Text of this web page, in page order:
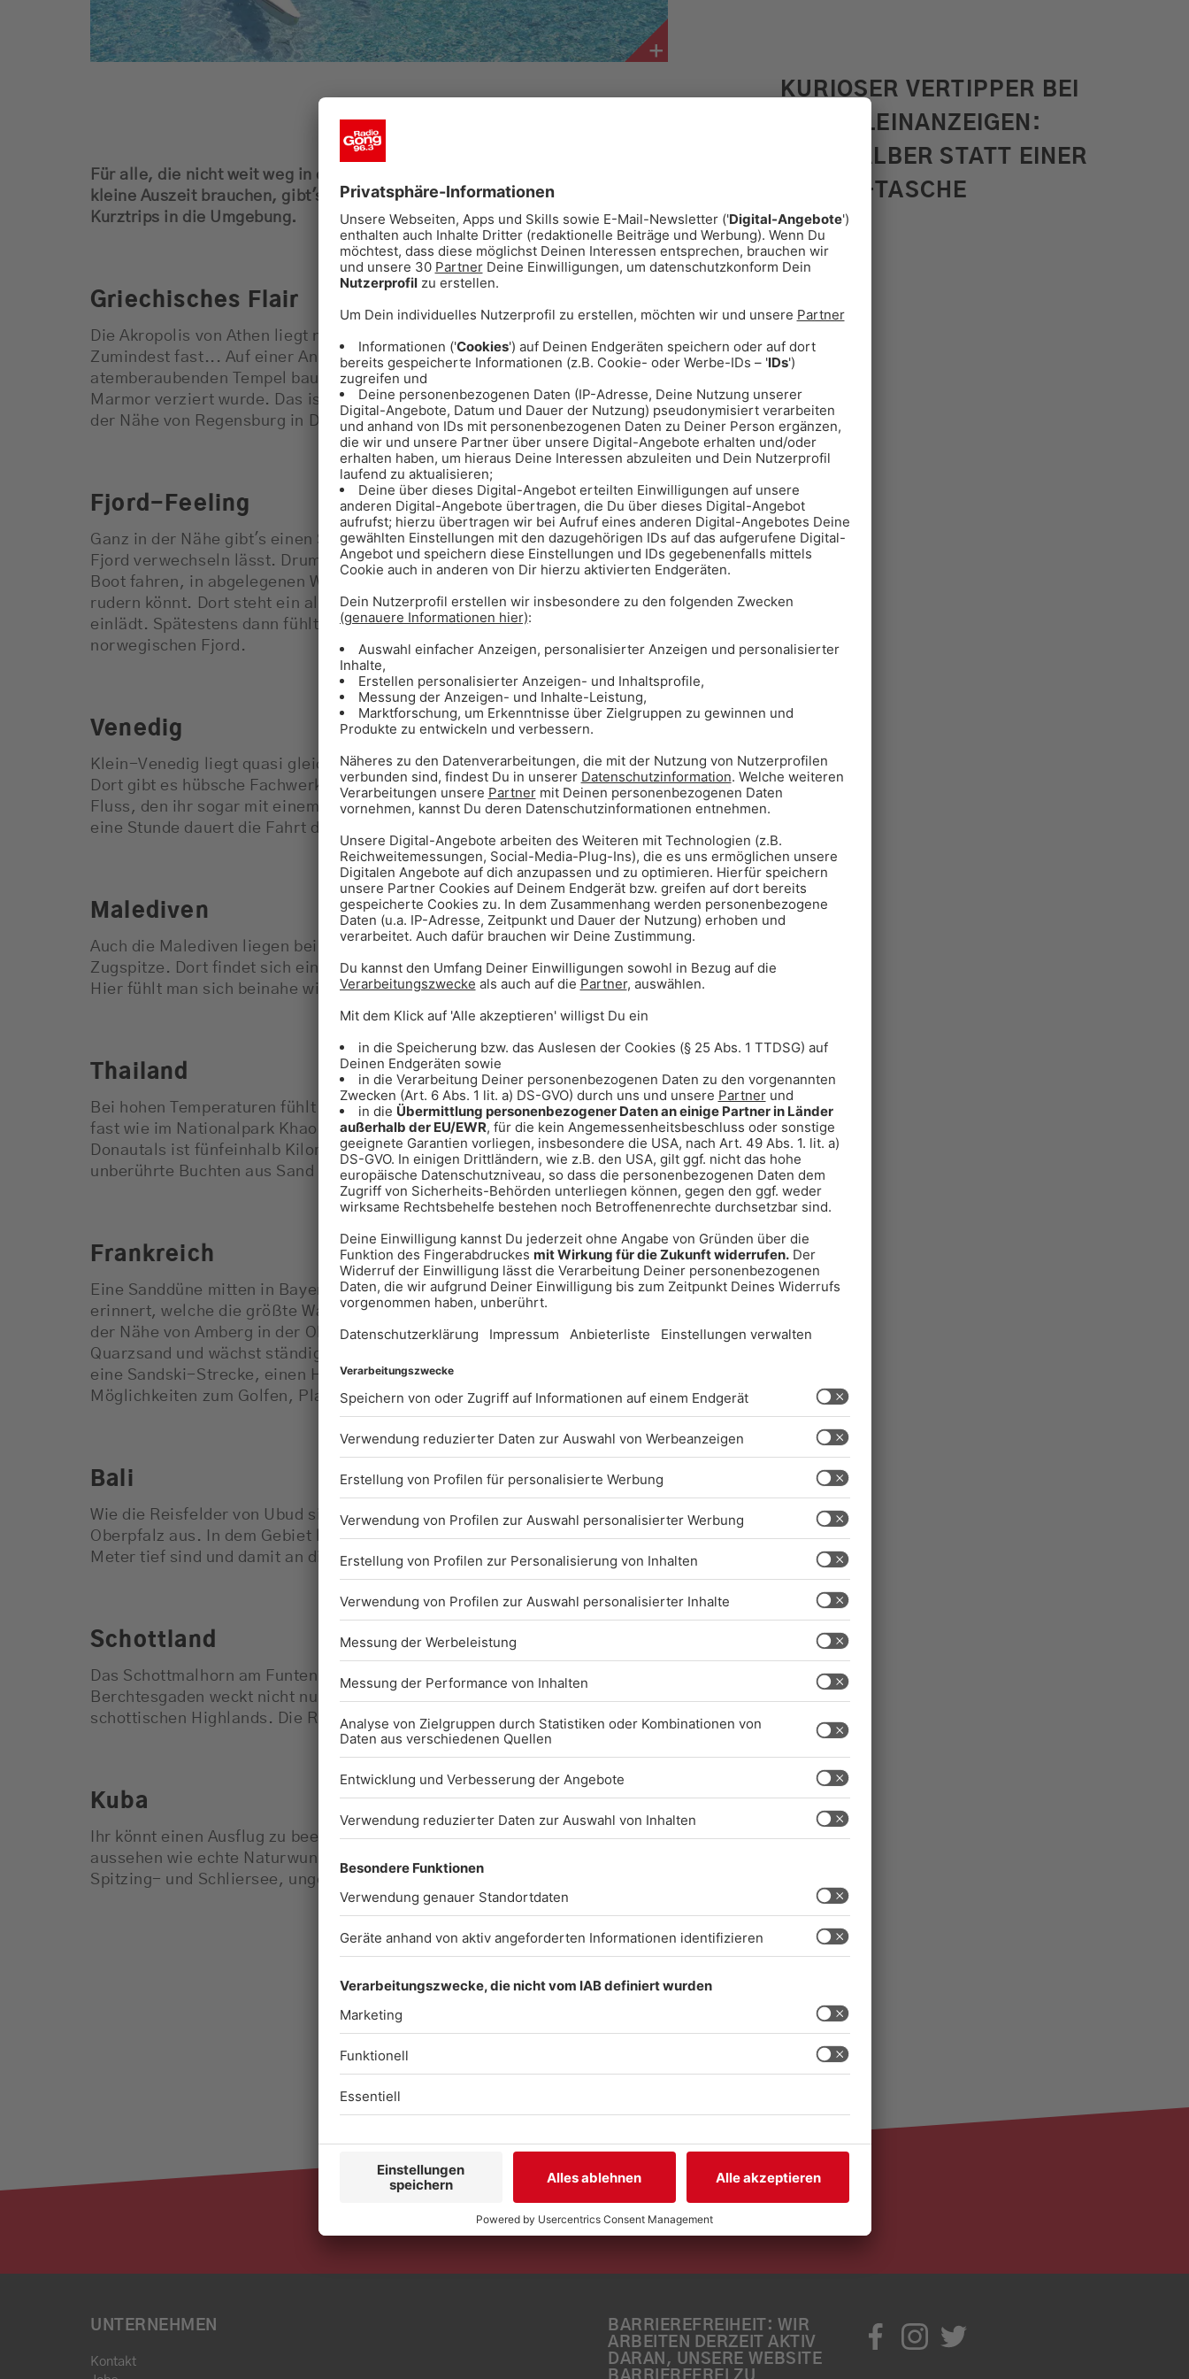
Für alle, die nicht weit weg in den Urlaub fahren wollen oder spontan eine
kleine Auszeit brauchen, gibt's hier die besten Tipps für sensationelle
Kurztrips in die Umgebung.
Griechisches Flair
Die Akropolis von Athen liegt nicht mal eineinhalb Stunden von uns entfernt.
Zumindest fast... Auf einer Anhöhe ließ König Ludwig I. in 1842 einen
atemberaubenden Tempel bauen, der von Säulen umgeben ist und mit
Marmor verziert wurde. Das ist Griechenland-Feeling pur! Die Walhalla in
der Nähe von Regensburg in Donaustau könnt ihr für 4,50 Euro besichtigen.
Fjord-Feeling
Ganz in der Nähe gibt's einen See, der sich leicht mit einem nordischen
Fjord verwechseln lässt. Drumherum liegt ein Nationalpark, in dem ihr auch
Boot fahren, in abgelegenen Wasserfällen baden oder nach St. Bartholomä
rudern könnt. Dort steht ein altes Bauernhaus, das zum Übernachten
einlädt. Spätestens dann fühlt ihr euch tatsächlich wie in einem
norwegischen Fjord.
Venedig
Klein-Venedig liegt quasi gleich um die Ecke – in der Bamberger Inselstadt!
Dort gibt es hübsche Fachwerkhäuschen mit niedlichen Gärten direkt am
Fluss, den ihr sogar mit einem Schiff entlang schippern könnt. Ungefähr
eine Stunde dauert die Fahrt durch die Altstadt zum Hafen.
Malediven
Auch die Malediven liegen bei uns in Bayern. Und zwar am Eibsee an der
Zugspitze. Dort findet sich ein wunderschöner See, der türkis schimmert.
Hier fühlt man sich beinahe wie im Indischen Ozean.
Thailand
Bei hohen Temperaturen fühlt ihr euch am Donaudurchbruch bei Weltenburg
fast wie im Nationalpark Khao Sok auf Thailand. Die Engstelle des
Donautals ist fünfeinhalb Kilometer lang, 400 Meter breit und es gibt
unberührte Buchten aus Sand und Kies, mit ganz viel Grün.
Frankreich
Eine Sanddüne mitten in Bayern, die an die "Dune du Pilat" in Frankreich
erinnert, welche die größte Wanderdüne Europas ist. Der Monte Kaolino in
der Nähe von Amberg in der Oberpfalz besteht aus 35 Millionen Tonnen
Quarzsand und wächst ständig weiter. Am Südhang gibt es hier ein Freibad,
eine Sandski-Strecke, einen Hochseilgarten, eine Sommerrodelbahn,
Möglichkeiten zum Golfen, Platz zum Camping und vieles mehr.
Bali
Wie die Reisfelder von Ubud sieht die Tirschenreuther Teichpfanne in der
Oberpfalz aus. In dem Gebiet liegen rund 4000 Teiche, die nur ein bis zwei
Meter tief sind und damit an die seichten Reisfelder in Ubud erinnern.
Schottland
Das Schottmalhorn am Funtensee im wunderschönen Nationalpark
Berchtesgaden weckt nicht nur wegen des Namens Erinnerungen an die
schottischen Highlands. Die Region ist vor allem bei Wanderern beliebt.
Kuba
Ihr könnt einen Ausflug zu beeindruckenden Wasserfällen machen, die
aussehen wie echte Naturwunder auf Kuba. Sie liegen zwischen dem
Spitzing- und Schliersee, ungefähr eine Stunde außerhalb Münchens.
15.06.2022
KURIOSER VERTIPPER BEI
EBAY KLEINANZEIGEN:
DREI KÄLBER STATT EINER
PRADA-TASCHE
UNTERNEHMEN
Kontakt
BARRIEREFREIHEIT: WIR
ARBEITEN DERZEIT AKTIV
DARAN, UNSERE WEBSITE